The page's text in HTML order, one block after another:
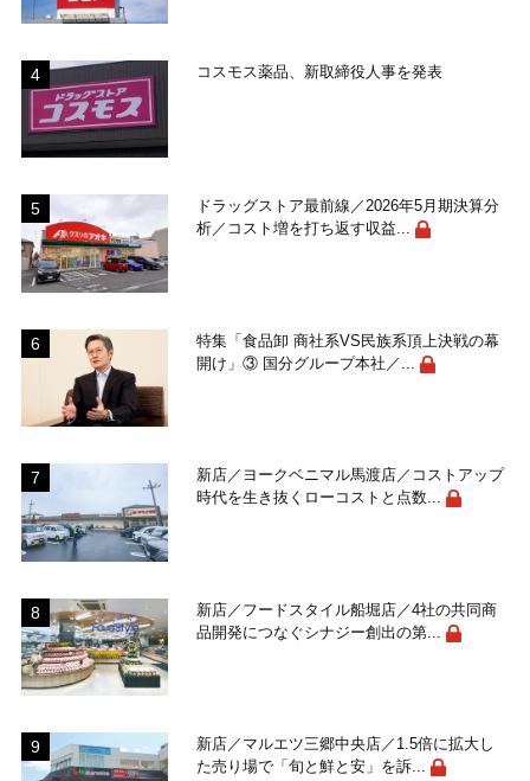
コスモス薬品、新取締役人事を発表
ドラッグストア最前線／2026年5月期決算分
析／コスト増を打ち返す収益...
特集「食品卸 商社系VS民族系頂上決戦の幕
開け」③ 国分グループ本社／...
新店／ヨークベニマル馬渡店／コストアップ
時代を生き抜くローコストと点数...
新店／フードスタイル船堀店／4社の共同商
品開発につなぐシナジー創出の第...
新店／マルエツ三郷中央店／1.5倍に拡大し
た売り場で「旬と鮮と安」を訴...